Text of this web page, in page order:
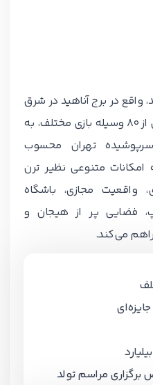
واقع در برج آناهید در شرق
تهران، با فضایی وسیع و بیش از 80 وسیله بازی مختلف، به
سرپوشیده تهران محسوب
امکانات متنوعی نظیر ترن
واقعیت مجازی، باشگاه
فضایی پر از هیجان و
می‌کند.
مراسم تولد